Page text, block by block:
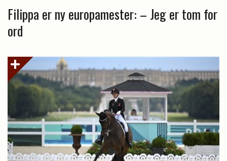
Filippa er ny europamester: – Jeg er tom for
ord